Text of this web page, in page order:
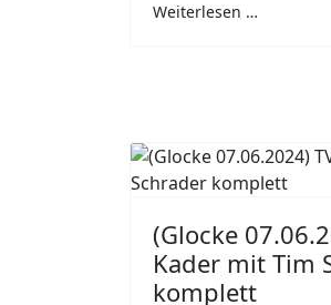
Weiterlesen …
(Glocke
Kader mit Tim
komplett